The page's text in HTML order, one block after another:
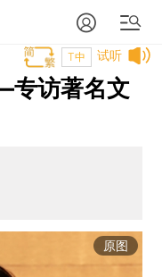
试听
T中
访著名文
原图